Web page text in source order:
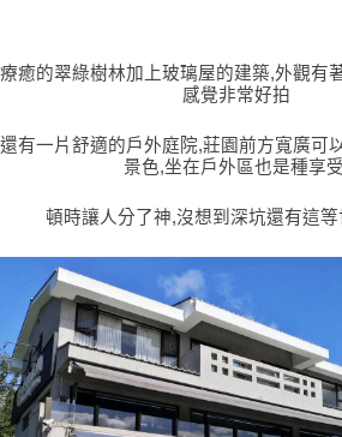
療癒的翠綠樹林加上玻璃屋的建築,外觀有
感覺非常好拍
還有一片舒適的戶外庭院,莊園前方寬廣可
景色,坐在戶外區也是種享
頓時讓人分了神,沒想到深坑還有這